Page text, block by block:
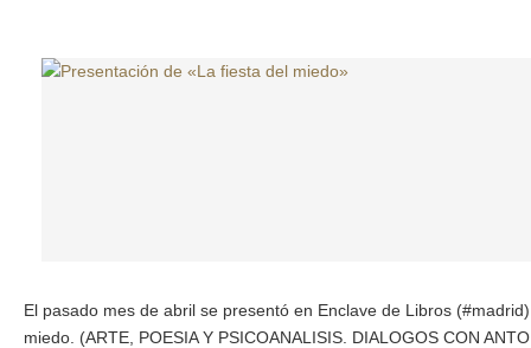
El pasado mes de abril se presentó en Enclave de Libros
miedo. (ARTE, POESIA Y PSICOANALISIS. DIALOGOS CON